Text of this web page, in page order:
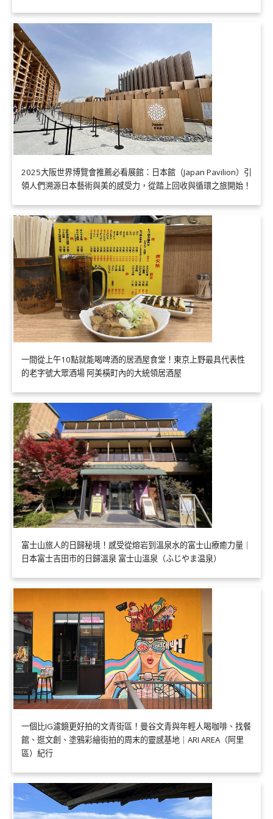
2025大阪世界博覽會推薦必看展館：日本館（Japan Pavilion）引
領人們溯源日本藝術與美的感受力，從踏上回收與循環之旅開始！
一間從上午10點就能喝啤酒的居酒屋食堂！東京上野最具代表性
的老字號大眾酒場 阿美橫町內的大統領居酒屋
富士山旅人的日歸秘境！感受從熔岩到溫泉水的富士山療癒力量｜
日本富士吉田市的日歸溫泉 富士山溫泉（ふじやま温泉）
一個比IG濾鏡更好拍的文青街區！曼谷文青與年輕人喝咖啡、找餐
館、逛文創、塗鴉彩繪街拍的周末的靈感基地｜ARI AREA（阿里
區）紀行